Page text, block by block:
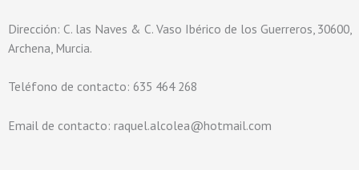
Dirección: C. las Naves & C. Vaso Ibérico de los Guerreros, 30600,
Archena, Murcia.
Teléfono de contacto: 635 464 268
Email de contacto: raquel.alcolea@hotmail.com